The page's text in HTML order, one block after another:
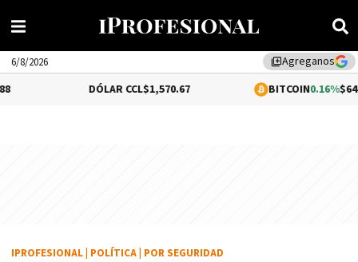
library_addAgreganos
6/8/2026
$1,570.67 0.16%$64,184.61
IPROFESIONAL POLÍTICA POR SEGURIDAD